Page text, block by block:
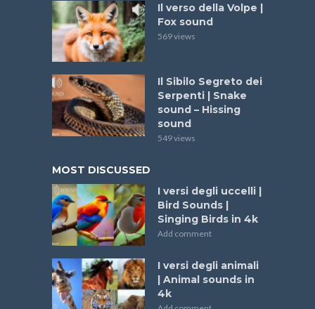
Il verso della Volpe |
Fox sound
569 views
Il Sibilo Segreto dei
Serpenti | Snake
sound – Hissing
sound
549 views
MOST DISCUSSED
I versi degli uccelli |
Bird Sounds |
Singing Birds in 4k
Add comment
I versi degli animali
| Animal sounds in
4k